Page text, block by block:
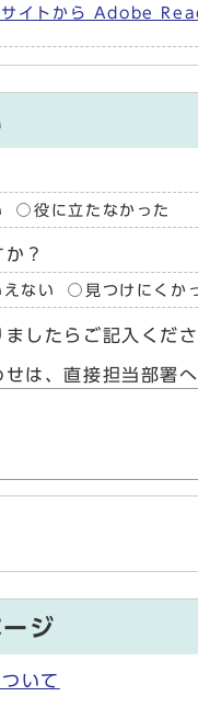
イトから Adobe
役に立たなかった
？
ない 見つけにくか
したらご記入くださ
せは、直接担当部署
ジ
いて